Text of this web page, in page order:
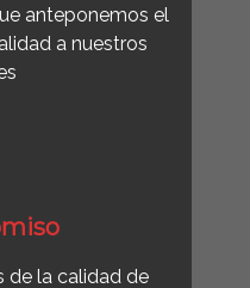
anteponemos el
a nuestros
de la calidad de